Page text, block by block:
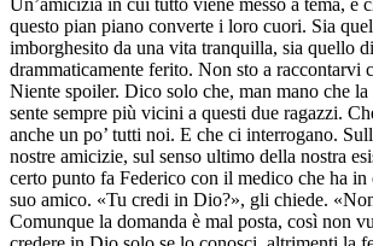
questo pian piano converte i loro cuori. Sia
imborghesito da una vita tranquilla, sia quello
drammaticamente ferito. Non sto a raccontarvi
Niente spoiler. Dico solo che, man mano che la
sente sempre più vicini a questi due ragazzi.
anche un po’ tutti noi. E che ci interrogano.
nostre amicizie, sul senso ultimo della nostra
certo punto fa Federico con il medico che ha in
suo amico. «Tu credi in Dio?», gli chiede.
Comunque la domanda è mal posta, così non